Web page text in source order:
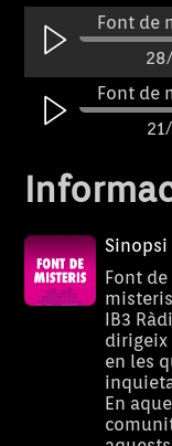
Font de
Font de
Font de
Font de
Font de
Sinopsi
Font
IB3
dirigeix
en les
En